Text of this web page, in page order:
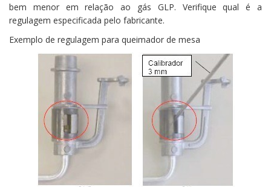
bem menor em relação ao gás GLP. Verifique qual é a
regulagem especificada pelo fabricante.
Exemplo de regulagem para queimador de mesa